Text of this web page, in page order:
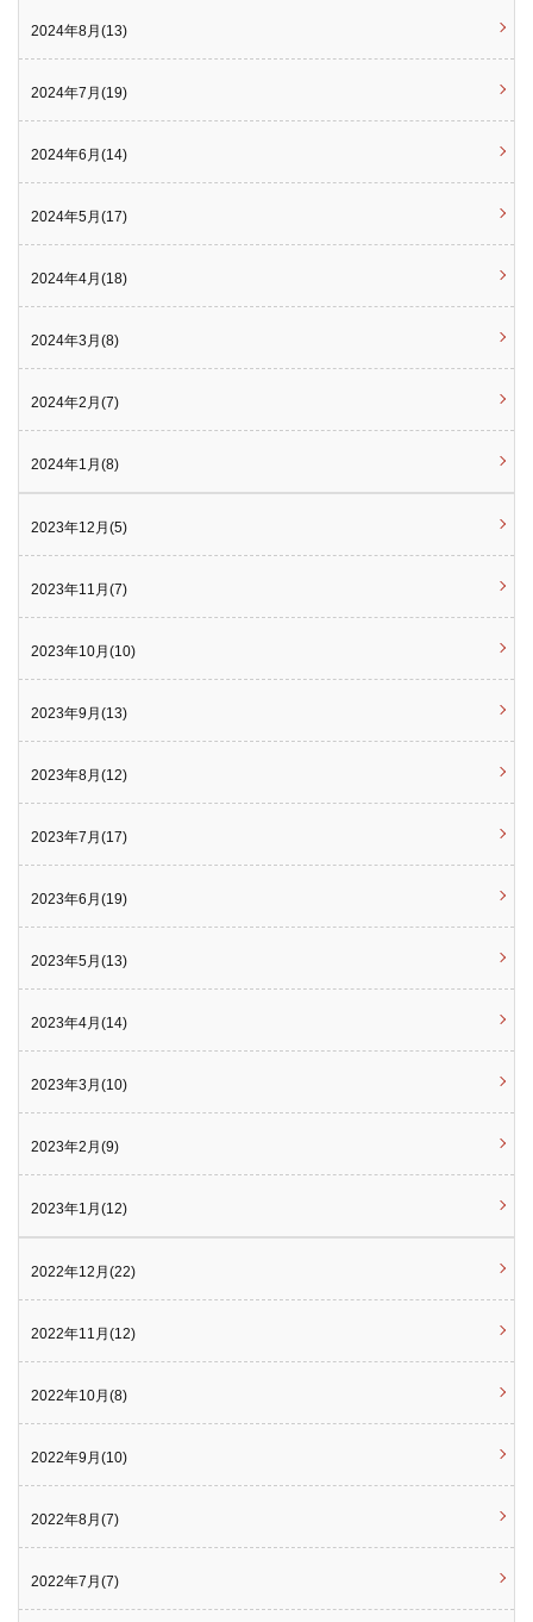
2024年8月(13)
2024年7月(19)
2024年6月(14)
2024年5月(17)
2024年4月(18)
2024年3月(8)
2024年2月(7)
2024年1月(8)
2023年12月(5)
2023年11月(7)
2023年10月(10)
2023年9月(13)
2023年8月(12)
2023年7月(17)
2023年6月(19)
2023年5月(13)
2023年4月(14)
2023年3月(10)
2023年2月(9)
2023年1月(12)
2022年12月(22)
2022年11月(12)
2022年10月(8)
2022年9月(10)
2022年8月(7)
2022年7月(7)